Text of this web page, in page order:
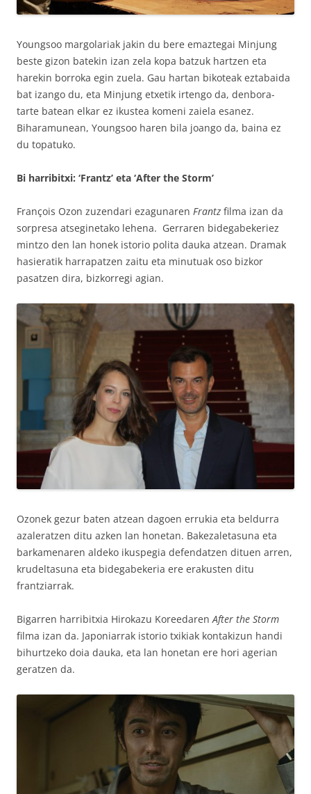
Youngsoo margolariak jakin du bere emaztegai Minjung
beste gizon batekin izan zela kopa batzuk hartzen eta
harekin borroka egin zuela. Gau hartan bikoteak eztabaida
bat izango du, eta Minjung etxetik irtengo da, denbora-
tarte batean elkar ez ikustea komeni zaiela esanez.
Biharamunean, Youngsoo haren bila joango da, baina ez
du topatuko.
Bi harribitxi: ‘Frantz’ eta ‘After the Storm’
François Ozon zuzendari ezagunaren Frantz filma izan da
sorpresa atseginetako lehena. Gerraren bidegabekeriez
mintzo den lan honek istorio polita dauka atzean. Dramak
hasieratik harrapatzen zaitu eta minutuak oso bizkor
pasatzen dira, bizkorregi agian.
Ozonek gezur baten atzean dagoen errukia eta beldurra
azaleratzen ditu azken lan honetan. Bakezaletasuna eta
barkamenaren aldeko ikuspegia defendatzen dituen arren,
krudeltasuna eta bidegabekeria ere erakusten ditu
frantziarrak.
Bigarren harribitxia Hirokazu KoreedarenAfter the Storm
filma izan da. Japoniarrak istorio txikiak kontakizun handi
bihurtzeko doia dauka, eta lan honetan ere hori agerian
geratzen da.